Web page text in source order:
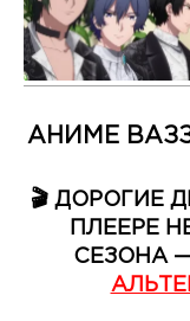
АНИМЕ
🎬 ДОРОГИЕ
ПЛЕЕРЕ
СЕЗОНА